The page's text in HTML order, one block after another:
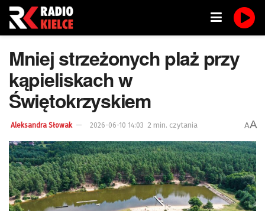
Mniej strzeżonych plaż przy
kąpieliskach w
Świętokrzyskiem
Aleksandra Słowak 2026-06-10 14:03 2 min. czytania AA